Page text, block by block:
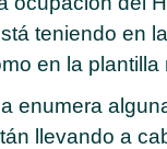
teniendo en
en la plantilla
enumera
llevando a